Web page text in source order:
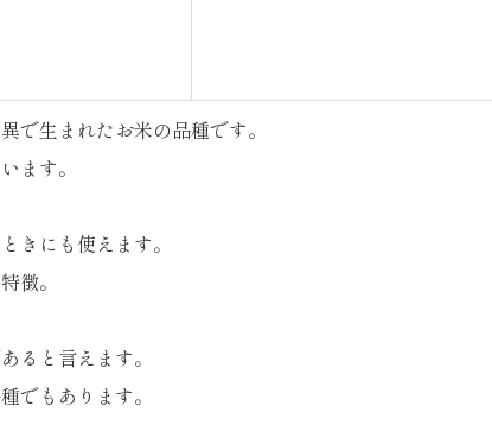
で生まれたお米の品種です。
ます。
きにも使えます。
徴。
ると言えます。
でもあります。